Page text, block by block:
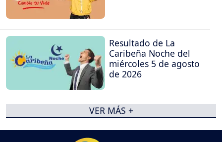
Resultado de La
Caribeña Noche del
miércoles 5 de agosto
de 2026
VER MÁS +